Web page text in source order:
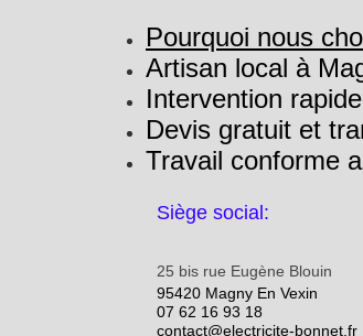
Pourquoi nous
Artisan local à
Intervention
Devis gratuit et
Travail conforme
Siège social:
25 bis rue Eugène Blouin
95420 Magny En Vexin
07 62 16 93 18
contact@electricite-bonnet.fr